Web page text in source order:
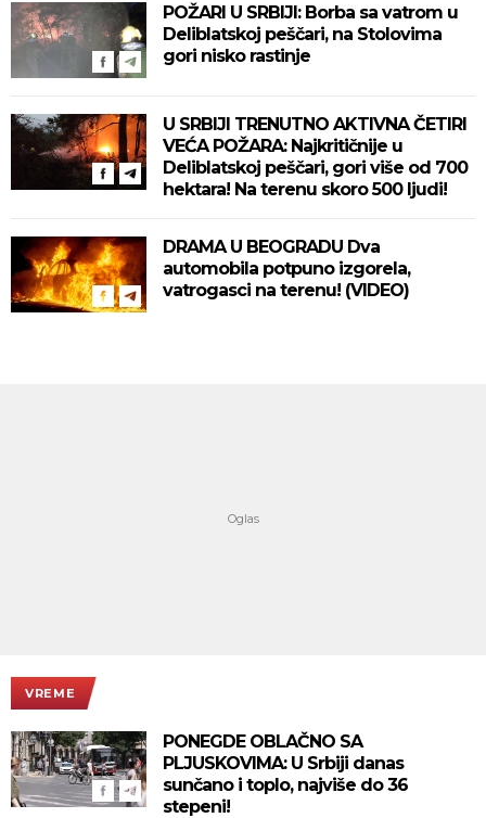
POŽARI U SRBIJI: Borba sa vatrom u
Deliblatskoj peščari, na Stolovima
gori nisko rastinje
U SRBIJI TRENUTNO AKTIVNA ČETIRI
VEĆA POŽARA: Najkritičnije u
Deliblatskoj peščari, gori više od 700
hektara! Na terenu skoro 500 ljudi!
DRAMA U BEOGRADU Dva
automobila potpuno izgorela,
vatrogasci na terenu! (VIDEO)
VREME
PONEGDE OBLAČNO SA
PLJUSKOVIMA: U Srbiji danas
sunčano i toplo, najviše do 36
stepeni!